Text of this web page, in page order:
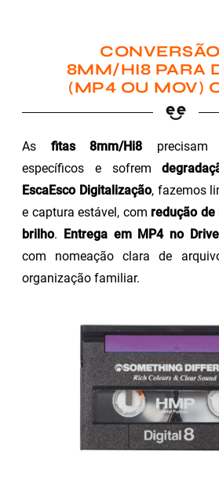
8MM/HI8 PARA
(MP4 OU MOV)
As fitas 8mm/Hi8 precisam
específicos e sofrem
EscaEsco Digitalização, fazemos
e captura estável, com redução
brilho. Entrega em MP4 no
com nomeação clara de
organização familiar.